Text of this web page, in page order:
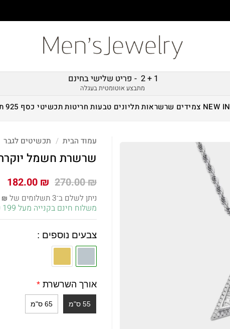
1 + 2 - פריט שלישי בחינם
מתבצע אוטומטית בעגלה
NEW IN צמידים שרשראותתליונים טבעותחריטותתכשיטי כסף 925
עמוד הבית / תכשיטים לגבר
שרשרת חשמל
270.00₪ המחיר
המקורי
היה:
270.00 ₪.
182.00 ₪
ניתן לשלם ב־3 תשלומים של ₪
משלוח חינם בקנייה מעל 199 ש״ח!
צבעים נוספים :
אורך השרשרת*
55 ס"מ 65 ס"מ